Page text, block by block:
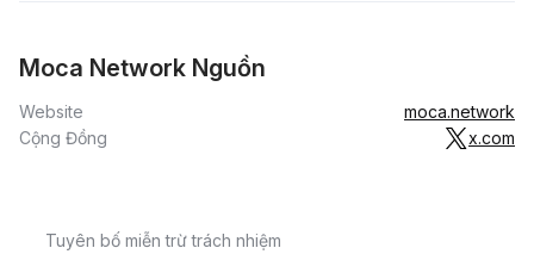
Moca Network Nguồn
Website
moca.network
Cộng Đồng
x.com
Tuyên bố miễn trừ trách nhiệm